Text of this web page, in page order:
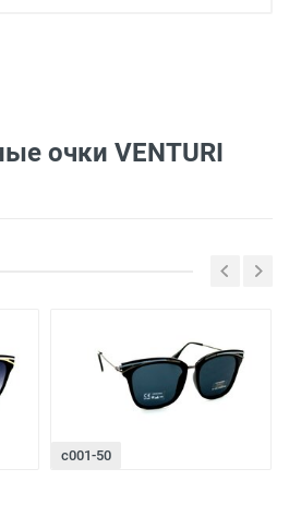
очки VENTURI
с001-50